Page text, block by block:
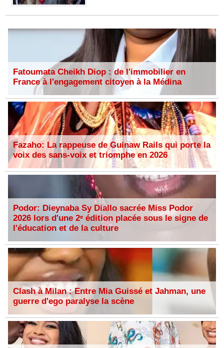
Fatoumata Cheikh Diop : de l'immobilier en
France à l'engagement citoyen à la Médina
Fazaho: La rappeuse de Guinaw Rails qui porte la
voix des sans-voix et triomphe en 2026
Podor: Dieynaba Sy Diallo sacrée Miss Podor
2026 lors d'une 2ᵉ édition placée sous le signe de
l'éducation et de la culture
Clash à Milan : Entre Mia Guissé et Jahman, une
guerre d'ego paralyse la scène